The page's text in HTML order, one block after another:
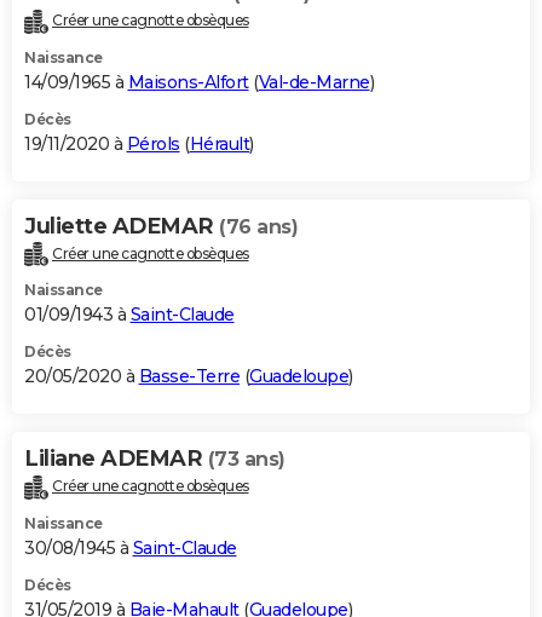
Créer une cagnotte obsèques
Naissance
14/09/1965 à Maisons-Alfort(Val-de-Marne)
Décès
19/11/2020 à Pérols (Hérault)
Juliette ADEMAR (76 ans)
Créer une cagnotte obsèques
Naissance
01/09/1943 à Saint-Claude
Décès
20/05/2020 à Basse-Terre (Guadeloupe)
Liliane ADEMAR (73 ans)
Créer une cagnotte obsèques
Naissance
30/08/1945 à Saint-Claude
Décès
31/05/2019 à Baie-Mahault(Guadeloupe)